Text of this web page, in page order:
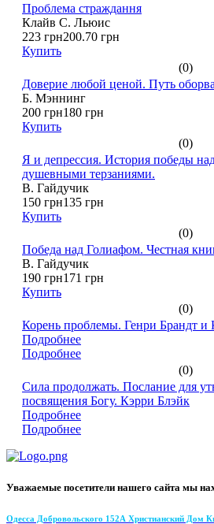
Проблема страждання
Клайв С. Льюис
223 грн200.70 грн
Купить
(0)
Доверие любой ценой. Путь
Б. Мэннинг
200 грн180 грн
Купить
(0)
Я и депрессия. История победы
душевными терзаниями.
В. Гайдучик
150 грн135 грн
Купить
(0)
Победа над Голиафом. Честная
В. Гайдучик
190 грн171 грн
Купить
(0)
Корень проблемы. Генри Брандт
Подробнее
Подробнее
(0)
Сила продолжать. Послание для
посвящения Богу. Кэрри Блэйк
Подробнее
Подробнее
Уважаемые посетители нашего сайта мы
Одесса Добровольского 152А Христианский Дом